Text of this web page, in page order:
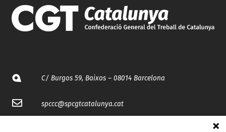
C/ Burgos 59, Baixos – 08014 Barcelona
spccc@spcgtcatalunya.cat